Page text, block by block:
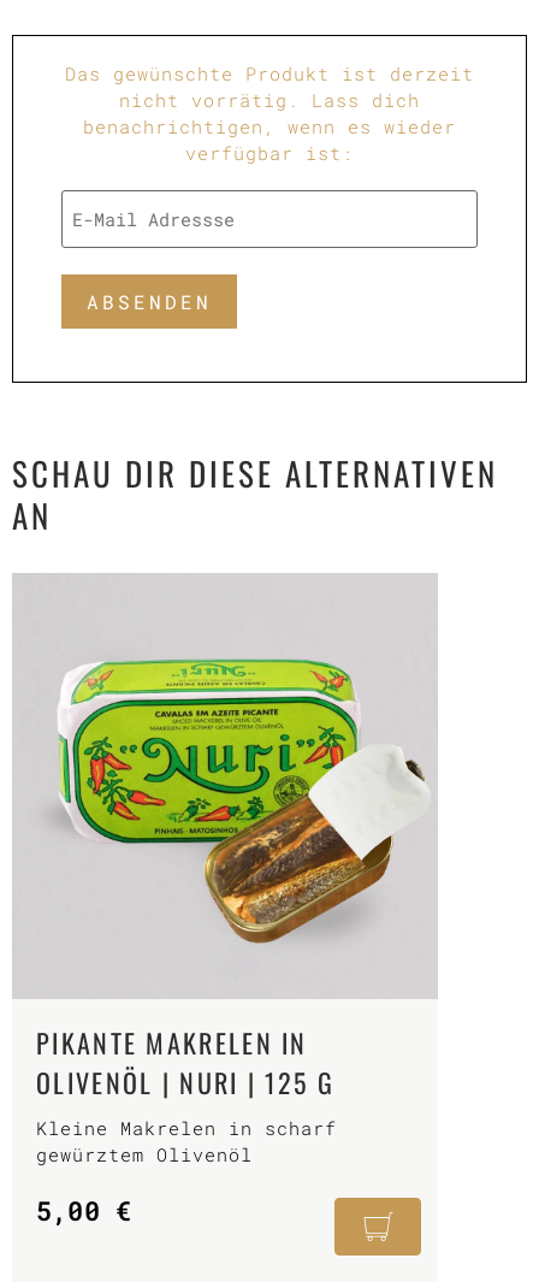
Das gewünschte Produkt ist derzeit
nicht vorrätig. Lass dich
benachrichtigen, wenn es wieder
verfügbar ist:
ABSENDEN
SCHAU DIR DIESE ALTERNATIVEN
AN
PIKANTE MAKRELEN IN
OLIVENÖL | NURI | 125 G
Kleine Makrelen in scharf
gewürztem Olivenöl
5,00 €